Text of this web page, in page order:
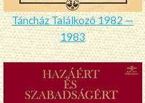
Táncház Találkozó 1982 —
1983